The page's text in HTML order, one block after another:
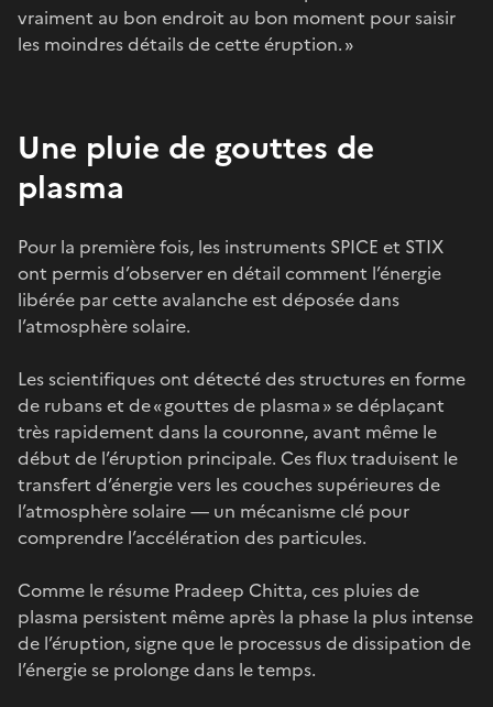
vraiment au bon endroit au bon moment pour saisir
les moindres détails de cette éruption. »
Une pluie de gouttes de
plasma
Pour la première fois, les instruments SPICE et STIX
ont permis d’observer en détail comment l’énergie
libérée par cette avalanche est déposée dans
l’atmosphère solaire.
Les scientifiques ont détecté des structures en forme
de rubans et de « gouttes de plasma » se déplaçant
très rapidement dans la couronne, avant même le
début de l’éruption principale. Ces flux traduisent le
transfert d’énergie vers les couches supérieures de
l’atmosphère solaire — un mécanisme clé pour
comprendre l’accélération des particules.
Comme le résume Pradeep Chitta, ces pluies de
plasma persistent même après la phase la plus intense
de l’éruption, signe que le processus de dissipation de
l’énergie se prolonge dans le temps.